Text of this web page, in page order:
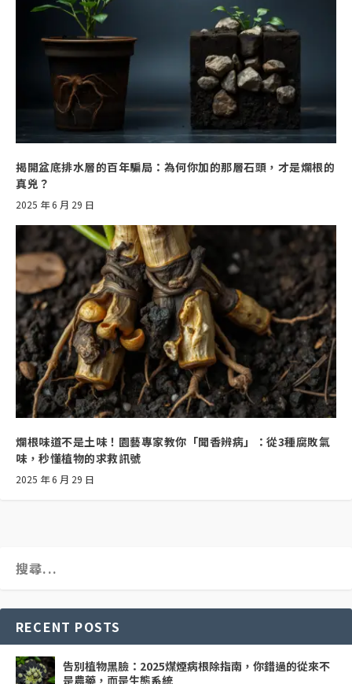
揭開盆底排水層的百年騙局：為何你加的那層石頭，才是爛根的
真兇？
2025 年 6 月 29 日
爛根味道不是土味！園藝專家教你「聞香辨病」：從3種腐敗氣
味，秒懂植物的求救訊號
2025 年 6 月 29 日
RECENT POSTS
告別植物黑臉：2025煤煙病根除指南，你錯過的從來不
是農藥，而是生態系統